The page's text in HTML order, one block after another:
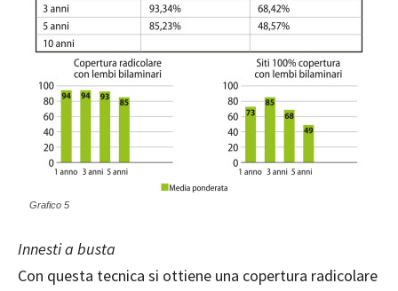
Grafico 5
Innesti a busta
Con questa tecnica si ottiene una copertura radicolare